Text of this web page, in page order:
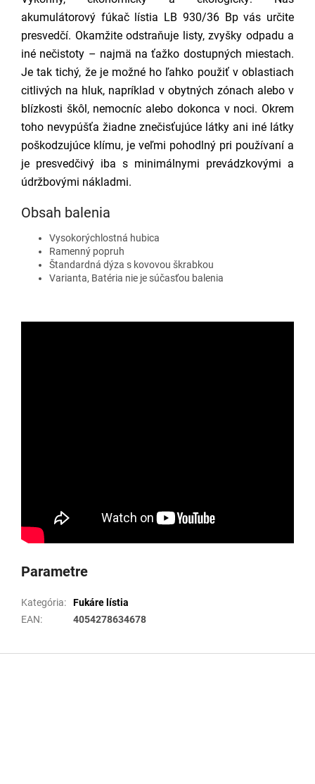
akumulátorový fúkač lístia LB 930/36 Bp vás určite
presvedčí. Okamžite odstraňuje listy, zvyšky odpadu a
iné nečistoty – najmä na ťažko dostupných miestach.
Je tak tichý, že je možné ho ľahko použiť v oblastiach
citlivých na hluk, napríklad v obytných zónach alebo v
blízkosti škôl, nemocníc alebo dokonca v noci. Okrem
toho nevypúšťa žiadne znečisťujúce látky ani iné látky
poškodzujúce klímu, je veľmi pohodlný pri používaní a
je presvedčivý iba s minimálnymi prevádzkovými a
údržbovými nákladmi.
Obsah balenia
Vysokorýchlostná hubica
Ramenný popruh
Štandardná dýza s kovovou škrabkou
Varianta, Batéria nie je súčasťou balenia
Parametre
Kategória:
Fukáre lístia
EAN: 4054278634678